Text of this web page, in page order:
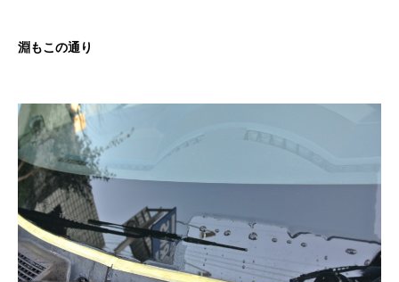
淵もこの通り